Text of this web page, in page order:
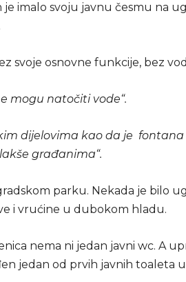
je imalo svoju javnu česmu na
svoje osnovne funkcije, bez
mogu natočiti vode“.
dijelovima kao da je fontana
građanima“.
parku. Nekada je bilo
i vrućine u dubokom hladu.
nema ni jedan javni wc. A
jedan od prvih javnih toaleta u